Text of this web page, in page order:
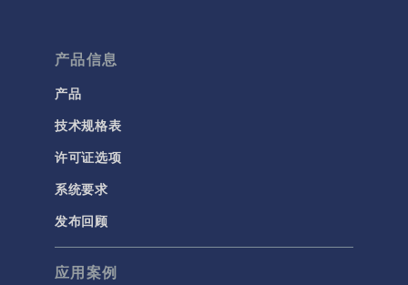
产品信息
产品
技术规格表
许可证选项
系统要求
发布回顾
应用案例